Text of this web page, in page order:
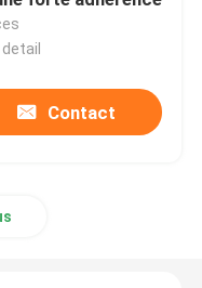
bout droit
Contact